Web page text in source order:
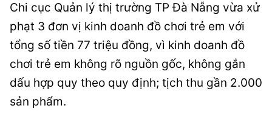
Chi cục Quản lý thị trường TP Đà Nẵng vừa xử
phạt 3 đơn vị kinh doanh đồ chơi trẻ em với
tổng số tiền 77 triệu đồng, vì kinh doanh đồ
chơi trẻ em không rõ nguồn gốc, không gắn
dấu hợp quy theo quy định; tịch thu gần 2.000
sản phẩm.